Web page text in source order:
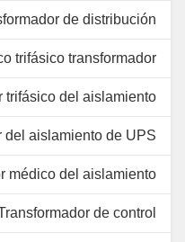
de distribución
trifásico transformador
trifásico del aislamiento
del aislamiento de UPS
médico del aislamiento
de control